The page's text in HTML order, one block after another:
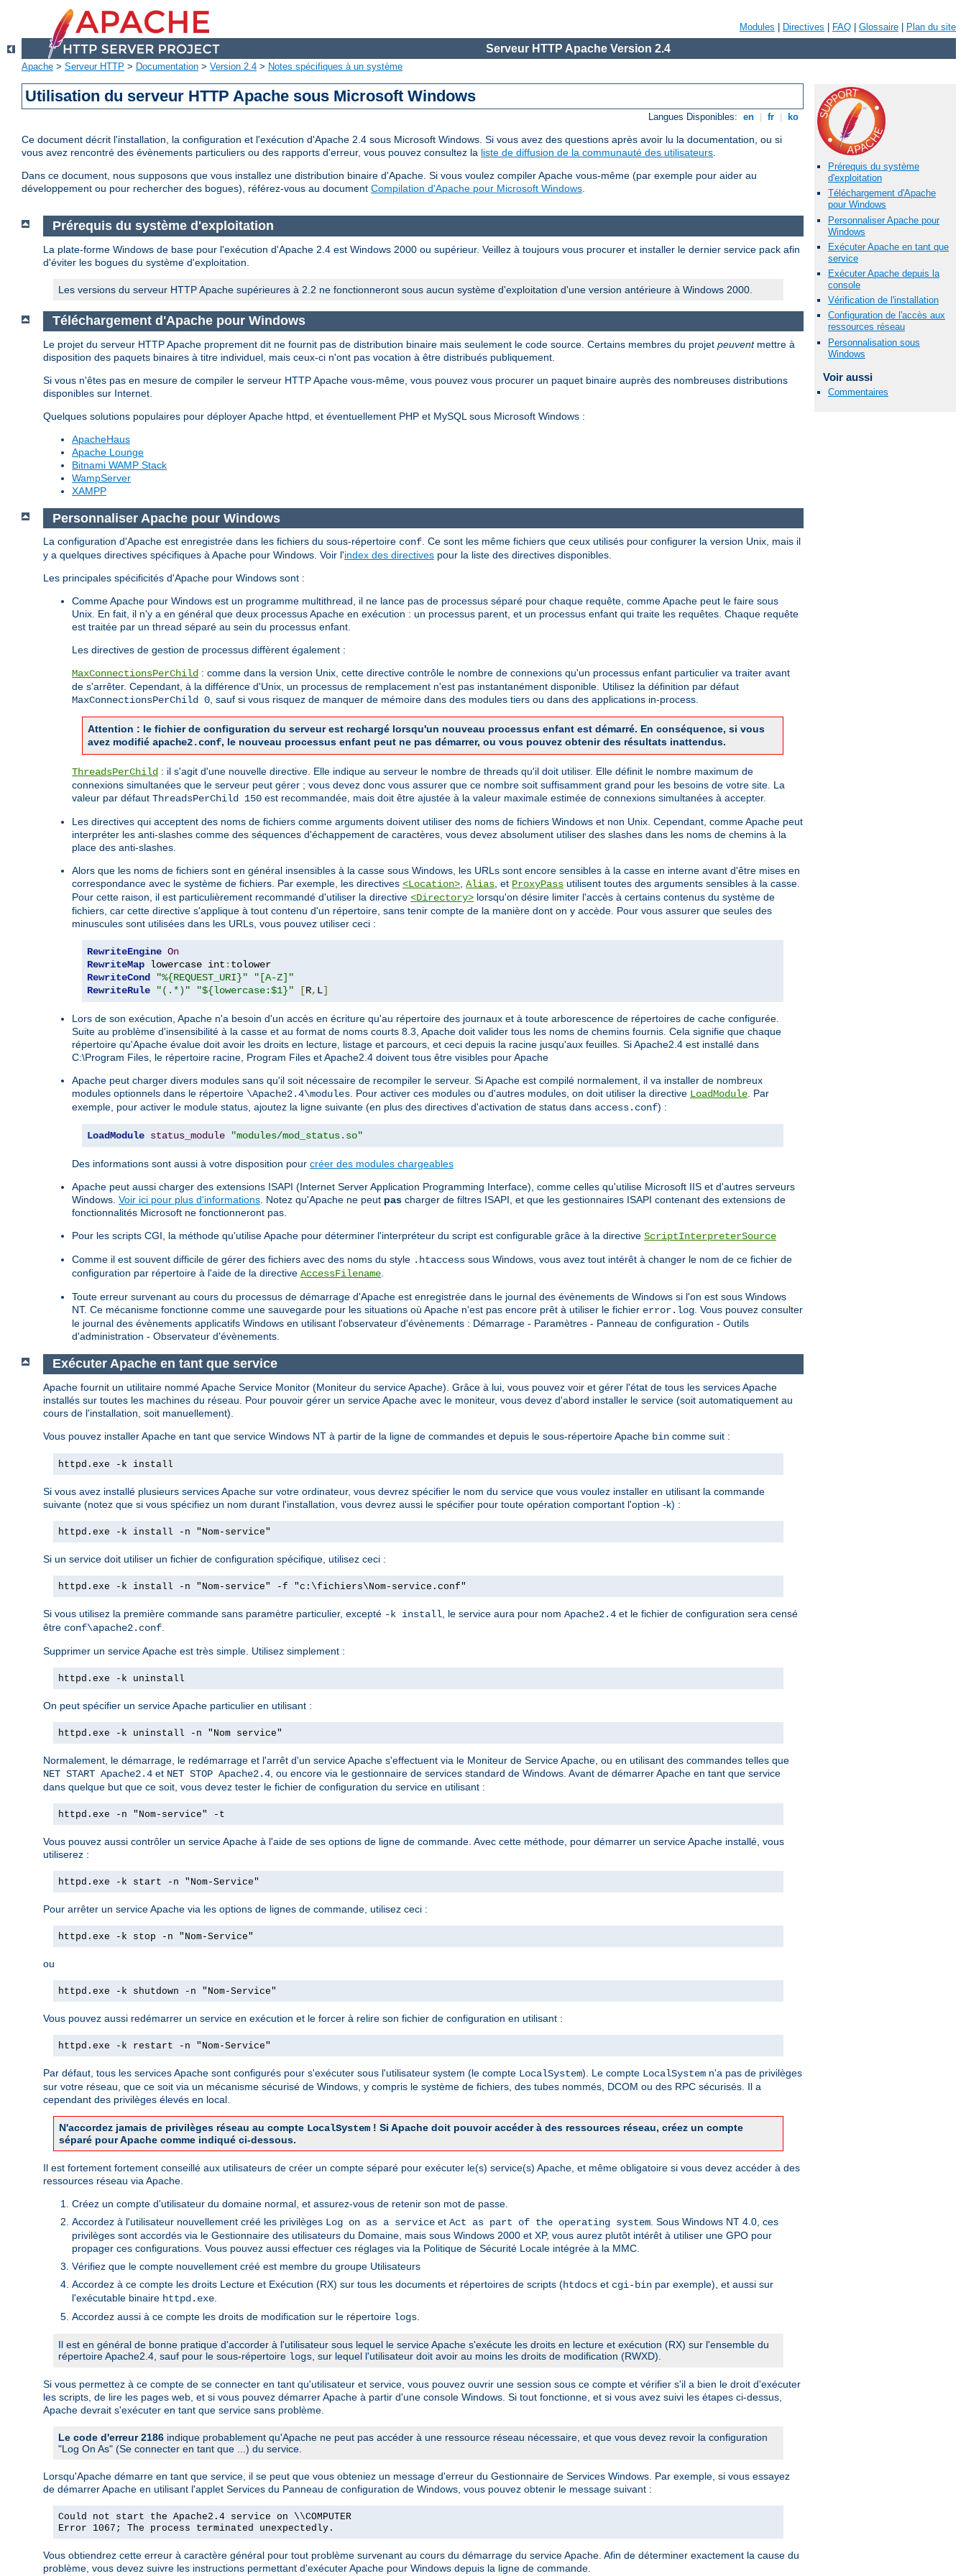
Modules Directives FAQ Glossaire Plan du site
Serveur HTTP Apache Version 2.4
Apache > Serveur HTTP > Documentation > Version 2.4 > Notes spécifiques à un système
Utilisation du serveur HTTP Apache sous Microsoft Windows
Langues Disponibles: en fr ko
Ce document décrit l'installation, la configuration et l'exécution d'Apache 2.4 sous Microsoft Windows. Si vous avez des questions après avoir lu la documentation, ou si
vous avez rencontré des évènements particuliers ou des rapports d'erreur, vous pouvez consultez la liste de diffusion de la communauté des utilisateurs.
Dans ce document, nous supposons que vous installez une distribution binaire d'Apache. Si vous voulez compiler Apache vous-même (par exemple pour aider au
développement ou pour rechercher des bogues), référez-vous au document Compilation d'Apache pour Microsoft Windows.
Prérequis du système
d'exploitation
Téléchargement d'Apache
pour Windows
Personnaliser Apache pour
Windows
Exécuter Apache en tant que
service
Exécuter Apache depuis la
console
Vérification de l'installation
Configuration de l'accès aux
ressources réseau
Personnalisation sous
Windows
Voir aussi
Commentaires
Prérequis du système d'exploitation
La plate-forme Windows de base pour l'exécution d'Apache 2.4 est Windows 2000 ou supérieur. Veillez à toujours vous procurer et installer le dernier service pack afin
d'éviter les bogues du système d'exploitation.
Les versions du serveur HTTP Apache supérieures à 2.2 ne fonctionneront sous aucun système d'exploitation d'une version antérieure à Windows 2000.
Téléchargement d'Apache pour Windows
Le projet du serveur HTTP Apache proprement dit ne fournit pas de distribution binaire mais seulement le code source. Certains membres du projet peuventmettre à
disposition des paquets binaires à titre individuel, mais ceux-ci n'ont pas vocation à être distribués publiquement.
Si vous n'êtes pas en mesure de compiler le serveur HTTP Apache vous-même, vous pouvez vous procurer un paquet binaire auprès des nombreuses distributions
disponibles sur Internet.
Quelques solutions populaires pour déployer Apache httpd, et éventuellement PHP et MySQL sous Microsoft Windows :
ApacheHaus
Apache Lounge
Bitnami WAMP Stack
WampServer
XAMPP
Personnaliser Apache pour Windows
La configuration d'Apache est enregistrée dans les fichiers du sous-répertoire conf. Ce sont les même fichiers que ceux utilisés pour configurer la version Unix, mais il
y a quelques directives spécifiques à Apache pour Windows. Voir l'index des directives pour la liste des directives disponibles.
Les principales spécificités d'Apache pour Windows sont :
Comme Apache pour Windows est un programme multithread, il ne lance pas de processus séparé pour chaque requête, comme Apache peut le faire sous
Unix. En fait, il n'y a en général que deux processus Apache en exécution : un processus parent, et un processus enfant qui traite les requêtes. Chaque requête
est traitée par un thread séparé au sein du processus enfant.
Les directives de gestion de processus diffèrent également :
MaxConnectionsPerChild : comme dans la version Unix, cette directive contrôle le nombre de connexions qu'un processus enfant particulier va traiter avant
de s'arrêter. Cependant, à la différence d'Unix, un processus de remplacement n'est pas instantanément disponible. Utilisez la définition par défaut
MaxConnectionsPerChild 0, sauf si vous risquez de manquer de mémoire dans des modules tiers ou dans des applications in-process.
Attention : le fichier de configuration du serveur est rechargé lorsqu'un nouveau processus enfant est démarré. En conséquence, si vous
avez modifié apache2.conf, le nouveau processus enfant peut ne pas démarrer, ou vous pouvez obtenir des résultats inattendus.
ThreadsPerChild : il s'agit d'une nouvelle directive. Elle indique au serveur le nombre de threads qu'il doit utiliser. Elle définit le nombre maximum de
connexions simultanées que le serveur peut gérer ; vous devez donc vous assurer que ce nombre soit suffisamment grand pour les besoins de votre site. La
valeur par défaut ThreadsPerChild 150 est recommandée, mais doit être ajustée à la valeur maximale estimée de connexions simultanées à accepter.
Les directives qui acceptent des noms de fichiers comme arguments doivent utiliser des noms de fichiers Windows et non Unix. Cependant, comme Apache peut
interpréter les anti-slashes comme des séquences d'échappement de caractères, vous devez absolument utiliser des slashes dans les noms de chemins à la
place des anti-slashes.
Alors que les noms de fichiers sont en général insensibles à la casse sous Windows, les URLs sont encore sensibles à la casse en interne avant d'être mises en
correspondance avec le système de fichiers. Par exemple, les directives <Location>, Alias, et ProxyPass utilisent toutes des arguments sensibles à la casse.
Pour cette raison, il est particulièrement recommandé d'utiliser la directive <Directory> lorsqu'on désire limiter l'accès à certains contenus du système de
fichiers, car cette directive s'applique à tout contenu d'un répertoire, sans tenir compte de la manière dont on y accède. Pour vous assurer que seules des
minuscules sont utilisées dans les URLs, vous pouvez utiliser ceci :
RewriteEngine On
RewriteMap lowercase int :
RewriteCond
"%{REQUEST_URI}"
"[A-Z]"
RewriteRule
"(.*)" "${lowercase:$1}" [R, L]
Lors de son exécution, Apache n'a besoin d'un accès en écriture qu'au répertoire des journaux et à toute arborescence de répertoires de cache configurée.
Suite au problème d'insensibilité à la casse et au format de noms courts 8.3, Apache doit valider tous les noms de chemins fournis. Cela signifie que chaque
répertoire qu'Apache évalue doit avoir les droits en lecture, listage et parcours, et ceci depuis la racine jusqu'aux feuilles. Si Apache2.4 est installé dans
C:\Program Files, le répertoire racine, Program Files et Apache2.4 doivent tous être visibles pour Apache
Apache peut charger divers modules sans qu'il soit nécessaire de recompiler le serveur. Si Apache est compilé normalement, il va installer de nombreux
modules optionnels dans le répertoire \Apache2.4\modules. Pour activer ces modules ou d'autres modules, on doit utiliser la directive LoadModule. Par
exemple, pour activer le module status, ajoutez la ligne suivante (en plus des directives d'activation de status dans access.conf) :
LoadModule status_module "modules/mod_status.so"
Des informations sont aussi à votre disposition pour créer des modules chargeables
Apache peut aussi charger des extensions ISAPI (Internet Server Application Programming Interface), comme celles qu'utilise Microsoft IIS et d'autres serveurs
Windows. Voir ici pour plus d'informations. Notez qu'Apache ne peut pas charger de filtres ISAPI, et que les gestionnaires ISAPI contenant des extensions de
fonctionnalités Microsoft ne fonctionneront pas.
Pour les scripts CGI, la méthode qu'utilise Apache pour déterminer l'interpréteur du script est configurable grâce à la directive ScriptInterpreterSource
Comme il est souvent difficile de gérer des fichiers avec des noms du style .htaccess sous Windows, vous avez tout intérêt à changer le nom de ce fichier de
configuration par répertoire à l'aide de la directive AccessFilename.
Toute erreur survenant au cours du processus de démarrage d'Apache est enregistrée dans le journal des évènements de Windows si l'on est sous Windows
NT. Ce mécanisme fonctionne comme une sauvegarde pour les situations où Apache n'est pas encore prêt à utiliser le fichier error.log. Vous pouvez consulter
le journal des évènements applicatifs Windows en utilisant l'observateur d'évènements : Démarrage - Paramètres - Panneau de configuration - Outils
d'administration - Observateur d'évènements.
Exécuter Apache en tant que service
Apache fournit un utilitaire nommé Apache Service Monitor (Moniteur du service Apache). Grâce à lui, vous pouvez voir et gérer l'état de tous les services Apache
installés sur toutes les machines du réseau. Pour pouvoir gérer un service Apache avec le moniteur, vous devez d'abord installer le service (soit automatiquement au
cours de l'installation, soit manuellement).
Vous pouvez installer Apache en tant que service Windows NT à partir de la ligne de commandes et depuis le sous-répertoire Apache bin comme suit :
httpd.exe -k install
Si vous avez installé plusieurs services Apache sur votre ordinateur, vous devrez spécifier le nom du service que vous voulez installer en utilisant la commande
suivante (notez que si vous spécifiez un nom durant l'installation, vous devrez aussi le spécifier pour toute opération comportant l'option -k) :
httpd.exe -k install -n "Nom-service"
Si un service doit utiliser un fichier de configuration spécifique, utilisez ceci :
httpd.exe -k install -n "Nom-service" -f "c:\fichiers\Nom-service.conf"
Si vous utilisez la première commande sans paramètre particulier, excepté -k install , le service aura pour nom Apache2.4 et le fichier de configuration sera censé
être conf\apache2.conf
Supprimer un service Apache est très simple. Utilisez simplement :
httpd.exe -k uninstall
On peut spécifier un service Apache particulier en utilisant :
httpd.exe -k uninstall -n "Nom service"
Normalement, le démarrage, le redémarrage et l'arrêt d'un service Apache s'effectuent via le Moniteur de Service Apache, ou en utilisant des commandes telles que
NET START Apache2.4 et NET STOP Apache2.4 , ou encore via le gestionnaire de services standard de Windows. Avant de démarrer Apache en tant que service
dans quelque but que ce soit, vous devez tester le fichier de configuration du service en utilisant :
httpd.exe -n "Nom-service" -t
Vous pouvez aussi contrôler un service Apache à l'aide de ses options de ligne de commande. Avec cette méthode, pour démarrer un service Apache installé, vous
utiliserez :
httpd.exe -k start -n "Nom-Service"
Pour arrêter un service Apache via les options de lignes de commande, utilisez ceci :
httpd.exe -k stop -n "Nom-Service"
ou
httpd.exe -k shutdown -n "Nom-Service"
Vous pouvez aussi redémarrer un service en exécution et le forcer à relire son fichier de configuration en utilisant :
httpd.exe -k restart -n "Nom-Service"
Par défaut, tous les services Apache sont configurés pour s'exécuter sous l'utilisateur system (le compte LocalSystem). Le compte LocalSystem n'a pas de privilèges
sur votre réseau, que ce soit via un mécanisme sécurisé de Windows, y compris le système de fichiers, des tubes nommés, DCOM ou des RPC sécurisés. Il a
cependant des privilèges élevés en local.
N'accordez jamais de privilèges réseau au compte LocalSystem ! Si Apache doit pouvoir accéder à des ressources réseau, créez un compte
séparé pour Apache comme indiqué ci-dessous.
Il est fortement fortement conseillé aux utilisateurs de créer un compte séparé pour exécuter le(s) service(s) Apache, et même obligatoire si vous devez accéder à des
ressources réseau via Apache.
Créez un compte d'utilisateur du domaine normal, et assurez-vous de retenir son mot de passe.
Accordez à l'utilisateur nouvellement créé les privilèges Log on as a service et Act as part of the operating system . Sous Windows NT 4.0, ces
privilèges sont accordés via le Gestionnaire des utilisateurs du Domaine, mais sous Windows 2000 et XP, vous aurez plutôt intérêt à utiliser une GPO pour
propager ces configurations. Vous pouvez aussi effectuer ces réglages via la Politique de Sécurité Locale intégrée à la MMC.
Vérifiez que le compte nouvellement créé est membre du groupe Utilisateurs
Accordez à ce compte les droits Lecture et Exécution (RX) sur tous les documents et répertoires de scripts (htdocs et cgi-bin par exemple), et aussi sur
l'exécutable binaire httpd.exe
Accordez aussi à ce compte les droits de modification sur le répertoire logs
Il est en général de bonne pratique d'accorder à l'utilisateur sous lequel le service Apache s'exécute les droits en lecture et exécution (RX) sur l'ensemble du
répertoire Apache2.4, sauf pour le sous-répertoire logs , sur lequel l'utilisateur doit avoir au moins les droits de modification (RWXD).
Si vous permettez à ce compte de se connecter en tant qu'utilisateur et service, vous pouvez ouvrir une session sous ce compte et vérifier s'il a bien le droit d'exécuter
les scripts, de lire les pages web, et si vous pouvez démarrer Apache à partir d'une console Windows. Si tout fonctionne, et si vous avez suivi les étapes ci-dessus,
Apache devrait s'exécuter en tant que service sans problème.
Le code d'erreur 2186 indique probablement qu'Apache ne peut pas accéder à une ressource réseau nécessaire, et que vous devez revoir la configuration
"Log On As" (Se connecter en tant que ...) du service.
Lorsqu'Apache démarre en tant que service, il se peut que vous obteniez un message d'erreur du Gestionnaire de Services Windows. Par exemple, si vous essayez
de démarrer Apache en utilisant l'applet Services du Panneau de configuration de Windows, vous pouvez obtenir le message suivant :
Could not start the Apache2.4 service on \\COMPUTER
Error 1067; The process terminated unexpectedly.
Vous obtiendrez cette erreur à caractère général pour tout problème survenant au cours du démarrage du service Apache. Afin de déterminer exactement la cause du
problème, vous devez suivre les instructions permettant d'exécuter Apache pour Windows depuis la ligne de commande.